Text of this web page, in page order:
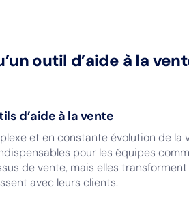
outil d’aide à la
d’aide à la vente
et en constante évolution de la
pour les équipes
de vente, mais elles
avec leurs clients.